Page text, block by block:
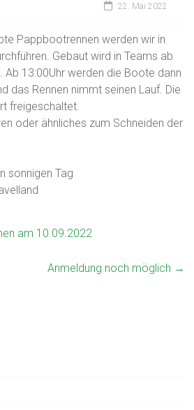
22. Mai 2022
Pappbootrennen werden wir in
Gebaut wird in Teams ab
Ab 13:00Uhr werden die Boote dann
das Rennen nimmt seinen Lauf. Die
freigeschaltet.
oder ähnliches zum Schneiden der
sonnigen Tag
am 10.09.2022
Anmeldung noch möglich →